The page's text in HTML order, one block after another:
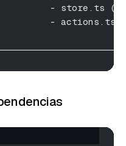
- store.ts
-